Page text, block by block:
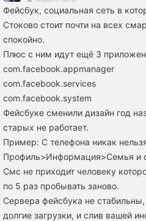
Фейсбук, социальная сеть в
Стоково стоит почти на всех
спокойно.
Плюс с ним идут ещё 3
com.facebook.appmanager
com.facebook.services
com.facebook.system
Фейсбуке сменили дизайн год
старых не работает.
Пример: С телефона никак
Профиль>Информация>Семья и
Смс не приходит человеку
по 5 раз пробывать заново.
Сервера фейсбука не
долгие загрузки, и слив вашей